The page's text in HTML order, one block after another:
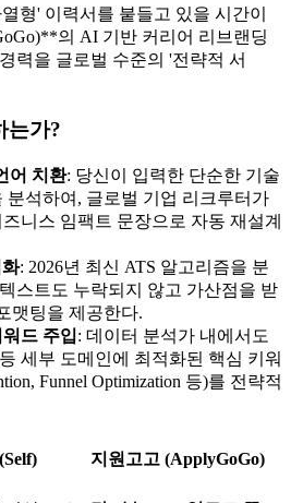
형' 이력서를 붙들고 있을 시간이
의 AI 기반 커리어 리브랜딩
력을 글로벌 수준의 '전략적 서
는가?
어 치환: 당신이 입력한 단순한 기술
분석하여, 글로벌 기업 리크루터가
니스 임팩트 문장으로 자동 재설계
: 2026년 최신 ATS 알고리즘을 분
스트도 누락되지 않고 가산점을 받
맷팅을 제공한다.
드 주입: 데이터 분석가 내에서도
세부 도메인에 최적화된 핵심 키워
Funnel Optimization 등)를 전략적
지원고고 (ApplyGoGo)